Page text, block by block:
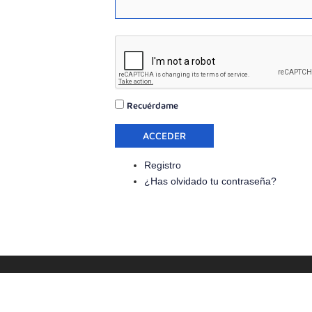
Recuérdame
ACCEDER
Registro
¿Has olvidado tu contraseña?